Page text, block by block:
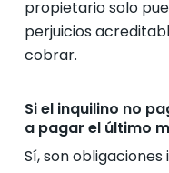
propietario solo
perjuicios
cobrar.
Si el inquilino no
a pagar el último
Sí, son